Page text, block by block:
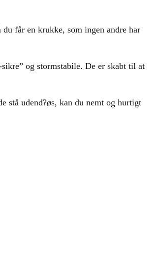
får en krukke, som ingen andre har
og stormstabile. De er skabt til at
stå udend?øs, kan du nemt og hurtigt